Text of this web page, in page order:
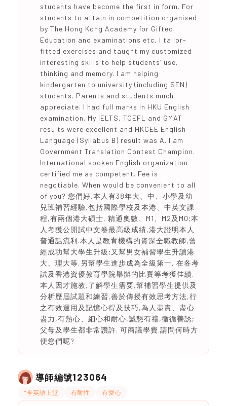
students have become the first in form. For
students to attain in competition organised
by The Hong Kong Academy for Gifted
Education and examinations etc, I tailor-
fitted exercises and taught my customized
interesting skills to help students’ use,
thinking and memory. I am helping
kindergarten to university (including SEN)
students. Parents and students much
appreciate. I had full marks in HKU English
examination. My IELTS, TOEFL and GMAT
results were excellent and HKCEE English
Language (Syllabus B) result was A. I am
Government Translation Contest Champion.
International spoken English organization
certified me as competent. Fee is
negotiable. When would be convenient to all
of you? 您們好,本人有38年大、中、小學及幼
兒班補習經驗,包括國際學校及本港、中英文課
程,有兩個港大碩士, 精通奧數、M1、M2及M0;本
人考獲公開試中文卷最高級成績,港大證明本人
普通話流利.本人是教育機構的資深全職教師,曾
經成功幫大學生升級;又幫男女補習學生升讀港
大、理大等,另幫學生進步成為全級第一, 在各考
試及香港資優教育學院舉辦的比賽等考獲佳績.
本人因才施教,了解學生需要,幫補習學生提供及
分析歷屆試題和練習,善於傳授有效思考方法,行
之有效運用及記憶心得及技巧,為人盡責、盡心
盡力,有熱心、細心和耐心,誠懇有禮,循循善誘;
父母及學生都非常讚許. 可商議學費.請問何時方
便您們呢?
導師編號123064
*全英語上堂 有耐性 有愛心